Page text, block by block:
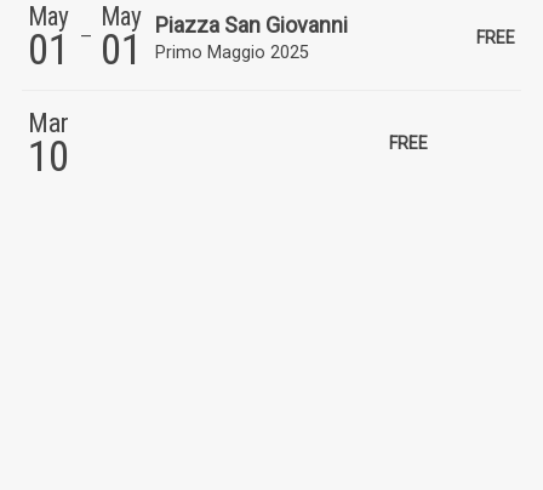
May
01
May
01 Piazza San Giovanni
Primo Maggio 2025
FREE
Mar
10 FREE